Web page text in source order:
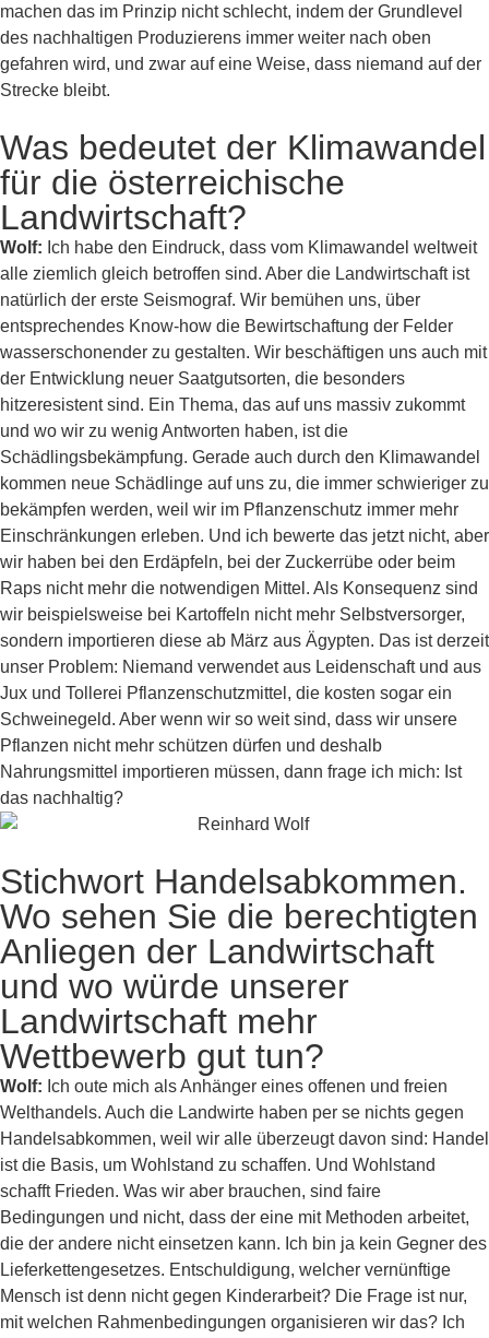
machen das im Prinzip nicht schlecht, indem der Grundlevel
des nachhaltigen Produzierens immer weiter nach oben
gefahren wird, und zwar auf eine Weise, dass niemand auf der
Strecke bleibt.
Was bedeutet der Klimawandel
für die österreichische
Landwirtschaft?
Wolf: Ich habe den Eindruck, dass vom Klimawandel weltweit
alle ziemlich gleich betroffen sind. Aber die Landwirtschaft ist
natürlich der erste Seismograf. Wir bemühen uns, über
entsprechendes Know-how die Bewirtschaftung der Felder
wasserschonender zu gestalten. Wir beschäftigen uns auch mit
der Entwicklung neuer Saatgutsorten, die besonders
hitzeresistent sind. Ein Thema, das auf uns massiv zukommt
und wo wir zu wenig Antworten haben, ist die
Schädlingsbekämpfung. Gerade auch durch den Klimawandel
kommen neue Schädlinge auf uns zu, die immer schwieriger zu
bekämpfen werden, weil wir im Pflanzenschutz immer mehr
Einschränkungen erleben. Und ich bewerte das jetzt nicht, aber
wir haben bei den Erdäpfeln, bei der Zuckerrübe oder beim
Raps nicht mehr die notwendigen Mittel. Als Konsequenz sind
wir beispielsweise bei Kartoffeln nicht mehr Selbstversorger,
sondern importieren diese ab März aus Ägypten. Das ist derzeit
unser Problem: Niemand verwendet aus Leidenschaft und aus
Jux und Tollerei Pflanzenschutzmittel, die kosten sogar ein
Schweinegeld. Aber wenn wir so weit sind, dass wir unsere
Pflanzen nicht mehr schützen dürfen und deshalb
Nahrungsmittel importieren müssen, dann frage ich mich: Ist
das nachhaltig?
Stichwort Handelsabkommen.
Wo sehen Sie die berechtigten
Anliegen der Landwirtschaft
und wo würde unserer
Landwirtschaft mehr
Wettbewerb gut tun?
Wolf: Ich oute mich als Anhänger eines offenen und freien
Welthandels. Auch die Landwirte haben per se nichts gegen
Handelsabkommen, weil wir alle überzeugt davon sind: Handel
ist die Basis, um Wohlstand zu schaffen. Und Wohlstand
schafft Frieden. Was wir aber brauchen, sind faire
Bedingungen und nicht, dass der eine mit Methoden arbeitet,
die der andere nicht einsetzen kann. Ich bin ja kein Gegner des
Lieferkettengesetzes. Entschuldigung, welcher vernünftige
Mensch ist denn nicht gegen Kinderarbeit? Die Frage ist nur,
mit welchen Rahmenbedingungen organisieren wir das? Ich